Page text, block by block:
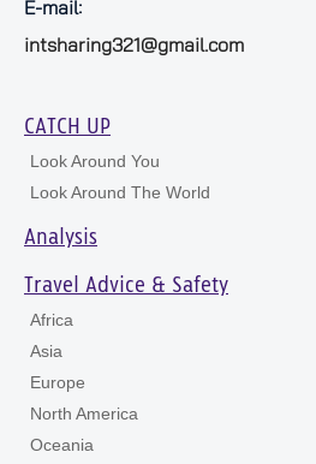
E-mail:
intsharing321@gmail.com
CATCH UP
Look Around You
Look Around The World
Analysis
Travel Advice & Safety
Africa
Asia
Europe
North America
Oceania